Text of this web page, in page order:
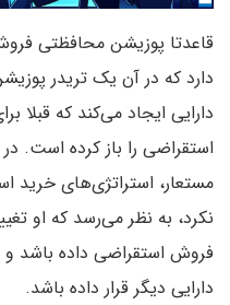
قاعدتا پوزیشن محافظتی
دارد که در آن یک تریدر
دارایی ایجاد می‌کند که قبلا
استقراضی را باز کرده است.
مستعار، استراتژی‌های خرید
نکرد، به نظر می‌رسد که او
فروش استقراضی داده باشد و
دارایی دیگر قرار داده باشد.